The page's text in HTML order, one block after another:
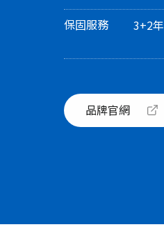
保固服務
3+2年
品牌官網